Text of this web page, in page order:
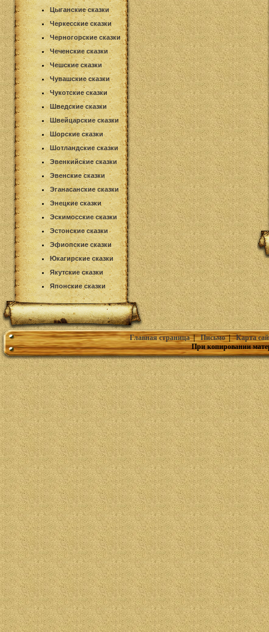
Цыганские сказки
Черкесские сказки
Черногорские сказки
Чеченские сказки
Чешские сказки
Чувашские сказки
Чукотские сказки
Шведские сказки
Швейцарские сказки
Шорские сказки
Шотландские сказки
Эвенкийские сказки
Эвенские сказки
Эганасанские сказки
Энецкие сказки
Эскимосские сказки
Эстонские сказки
Эфиопские сказки
Юкагирские сказки
Якутские сказки
Японские сказки
Главная страница|Письмо|Карта
При копировании